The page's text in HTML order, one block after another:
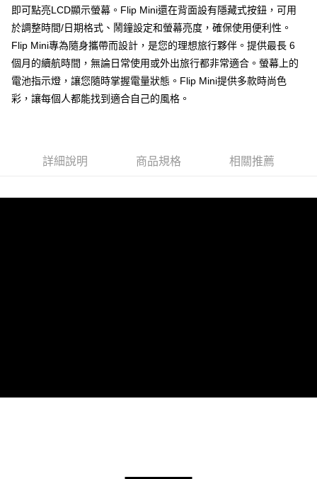
每筆NT$250，滿NT$2,000(含以上)免運費
付款後門市自取
每筆NT$120，滿NT$1,000(含以上)免運費
即可點亮LCD顯示螢幕。Flip Mini還在背面設有隱藏式按鈕，可用
於調整時間/日期格式、鬧鐘設定和螢幕亮度，確保使用便利性。
Flip Mini專為隨身攜帶而設計，是您的理想旅行夥伴。提供最長 6
個月的續航時間，無論日常使用或外出旅行都非常適合。螢幕上的
電池指示燈，讓您隨時掌握電量狀態。Flip Mini提供多款時尚色
彩，讓每個人都能找到適合自己的風格。
詳細說明 商品規格 相關推薦